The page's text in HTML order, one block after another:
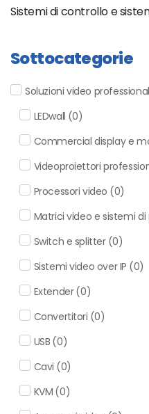
Sistemi di controllo e
Sottocategorie
Soluzioni video
LEDwall (0)
Commercial display e
Videoproiettori
Processori video (0)
Matrici video e sistemi
Switch e splitter (0)
Sistemi video over IP (0)
Extender(0)
Convertitori (0)
USB (0)
Cavi (0)
KVM (0)